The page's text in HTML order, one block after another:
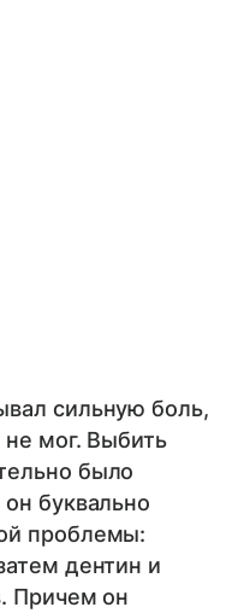
сильную боль,
не мог. Выбить
было
буквально
проблемы:
дентин и
Причем он